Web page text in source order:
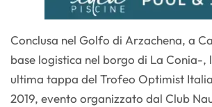
Conclusa nel Golfo di Arzachena, a
base logistica nel borgo di La Conia-,
ultima tappa del Trofeo Optimist
2019, evento organizzato dal Club